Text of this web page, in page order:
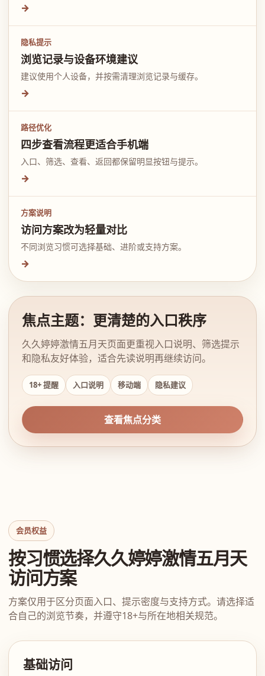
→
隐私提示
浏览记录与设备环境建议
建议使用个人设备，并按需清理浏览记录与缓存。
→
路径优化
四步查看流程更适合手机端
入口、筛选、查看、返回都保留明显按钮与提示。
→
方案说明
访问方案改为轻量对比
不同浏览习惯可选择基础、进阶或支持方案。
→
焦点主题：更清楚的入口秩序
久久婷婷激情五月天页面更重视入口说明、筛选提示
和隐私友好体验，适合先读说明再继续访问。
18+ 提醒 入口说明 移动端 隐私建议
查看焦点分类
会员权益
按习惯选择久久婷婷激情五月天
访问方案
方案仅用于区分页面入口、提示密度与支持方式。请选择适
合自己的浏览节奏，并遵守18+与所在地相关规范。
基础访问